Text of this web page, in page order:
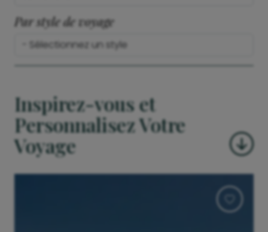
Par style de voyage
Inspirez-vous et
Personnalisez Votre
Voyage